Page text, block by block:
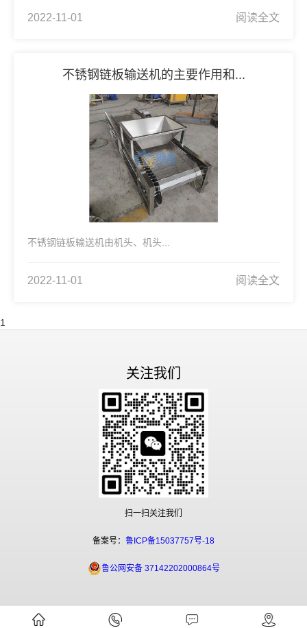
2022-11-01 阅读全文
不锈钢链板输送机的主要作用和...
不锈钢链板输送机由机头、机头...
2022-11-01 阅读全文
1
关注我们
扫一扫关注我们
备案号： 鲁ICP备15037757号-18
鲁公网安备 37142202000864号